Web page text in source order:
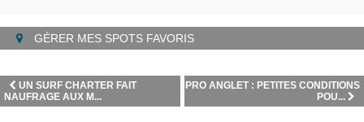
GÉRER MES SPOTS FAVORIS
PRO ANGLET : PETITES CONDITIONS
POU...
UN SURF CHARTER FAIT
NAUFRAGE AUX M...